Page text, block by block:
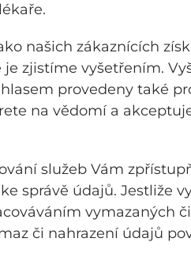
našich zákaznících
zjistíme vyšetřením.
provedeny také
na vědomí a
služeb Vám
správě údajů. Jestliže
vymazaných
či nahrazení údajů